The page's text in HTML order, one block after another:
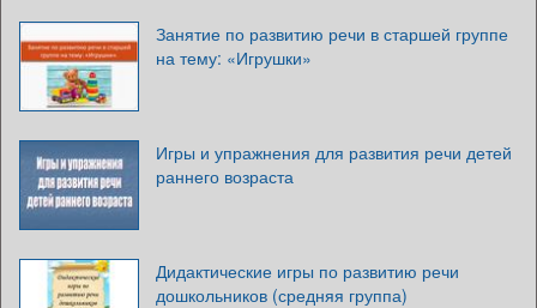
Занятие по развитию речи в старшей группе
на тему: «Игрушки»
Игры и упражнения для развития речи детей
раннего возраста
Дидактические игры по развитию речи
дошкольников (средняя группа)